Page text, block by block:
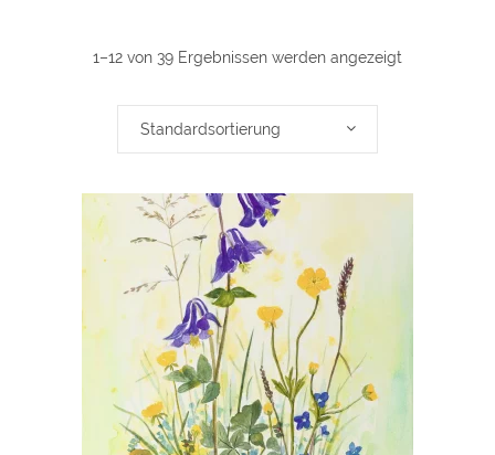
1–12 von 39 Ergebnissen werden angezeigt
Standardsortierung